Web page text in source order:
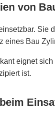
von
Sie
eines Bau
eignet
ist.